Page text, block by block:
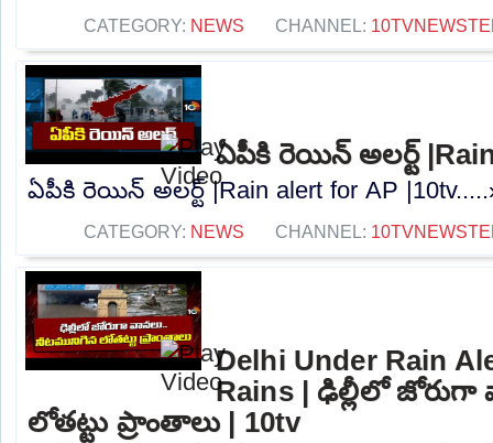
CATEGORY: NEWS CHANNEL:
ఏపీకి రెయిన్ అలర్ట్
ఏపీకి రెయిన్ అలర్ట్ |Rain alert for AP
CATEGORY: NEWS CHANNEL:
Delhi Under Rain
Rains | ఢిల్లీలో
లోతట్టు ప్రాంతాలు | 10tv